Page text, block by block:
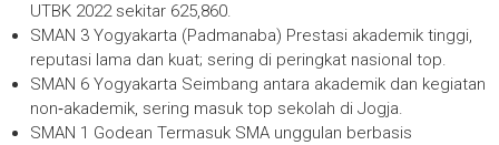
UTBK 2022 sekitar 625,860.
SMAN 3 Yogyakarta (Padmanaba) Prestasi akademik tinggi,
reputasi lama dan kuat; sering di peringkat nasional top.
SMAN 6 Yogyakarta Seimbang antara akademik dan kegiatan
non‐akademik, sering masuk top sekolah di Jogja.
SMAN 1 Godean Termasuk SMA unggulan berbasis